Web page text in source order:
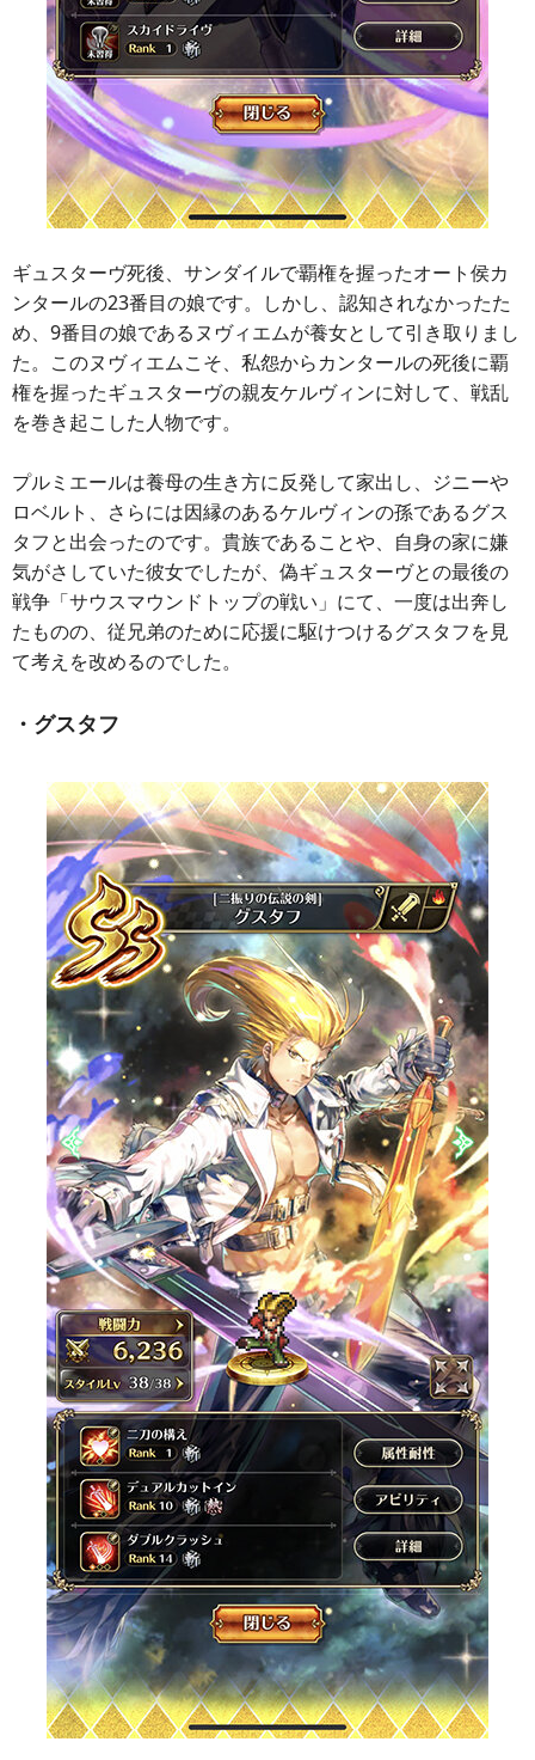
ギュスターヴ死後、サンダイルで覇権を握ったオート侯カ
ンタールの23番目の娘です。しかし、認知されなかったた
め、9番目の娘であるヌヴィエムが養女として引き取りまし
た。このヌヴィエムこそ、私怨からカンタールの死後に覇
権を握ったギュスターヴの親友ケルヴィンに対して、戦乱
を巻き起こした人物です。
プルミエールは養母の生き方に反発して家出し、ジニーや
ロベルト、さらには因縁のあるケルヴィンの孫であるグス
タフと出会ったのです。貴族であることや、自身の家に嫌
気がさしていた彼女でしたが、偽ギュスターヴとの最後の
戦争「サウスマウンドトップの戦い」にて、一度は出奔し
たものの、従兄弟のために応援に駆けつけるグスタフを見
て考えを改めるのでした。
・グスタフ